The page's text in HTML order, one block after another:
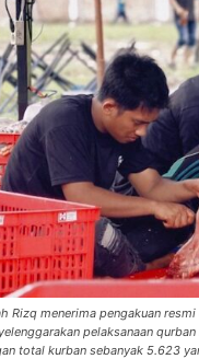
Rizq menerima pengakuan
pelaksanaan
total kurban sebanyak 5.623